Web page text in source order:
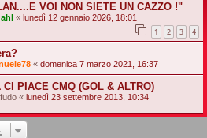
VOI NON SIETE UN CAZZO !"
« lunedì 12 gennaio 2026, 18:01
1 2 3 4
« domenica 7 marzo 2021, 16:37
PIACE CMQ (GOL & ALTRO)
« lunedì 23 settembre 2013, 10:34